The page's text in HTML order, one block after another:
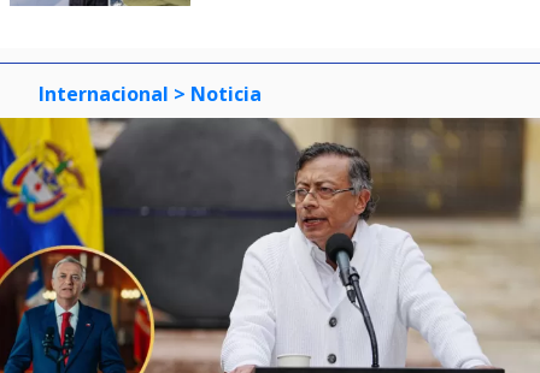
Internacional > Noticia